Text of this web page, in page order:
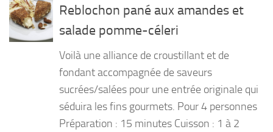
Reblochon pané aux amandes et
salade pomme-céleri
Voilà une alliance de croustillant et de
fondant accompagnée de saveurs
sucrées/salées pour une entrée originale qui
séduira les fins gourmets. Pour 4 personnes
Préparation : 15 minutes Cuisson : 1 à 2